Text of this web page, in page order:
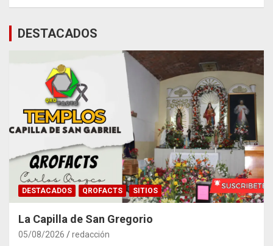
DESTACADOS
DESTACADOS QROFACTS SITIOS
La Capilla de San Gregorio
05/08/2026 redacción